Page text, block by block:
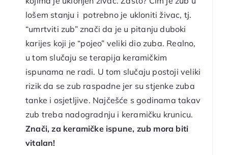
lošem stanju i potrebno je ukloniti živac, tj.
“umrtviti zub” znači da je u pitanju duboki
karijes koji je “pojeo” veliki dio zuba. Realno,
u tom slučaju se terapija keramičkim
ispunama ne radi. U tom slučaju postoji veliki
rizik da se zub raspadne jer su stjenke zuba
tanke i osjetljive. Najčešće s godinama takav
zub treba nadogradnju i keramičku krunicu.
Znači, za keramičke ispune, zub mora biti
vitalan!